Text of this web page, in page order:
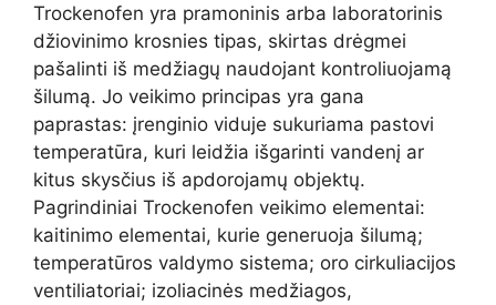
Trockenofen yra pramoninis arba laboratorinis
džiovinimo krosnies tipas, skirtas drėgmei
pašalinti iš medžiagų naudojant kontroliuojamą
šilumą. Jo veikimo principas yra gana
paprastas: įrenginio viduje sukuriama pastovi
temperatūra, kuri leidžia išgarinti vandenį ar
kitus skysčius iš apdorojamų objektų.
Pagrindiniai Trockenofen veikimo elementai:
kaitinimo elementai, kurie generuoja šilumą;
temperatūros valdymo sistema; oro cirkuliacijos
ventiliatoriai; izoliacinės medžiagos,